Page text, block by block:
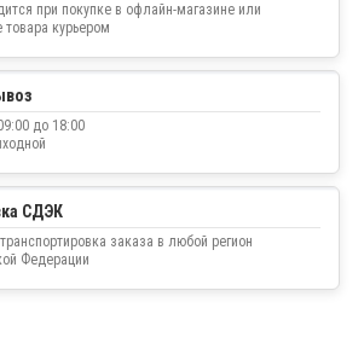
при покупке в офлайн-магазине или
товара курьером
до 18:00
СДЭК
заказа в любой регион
Федерации